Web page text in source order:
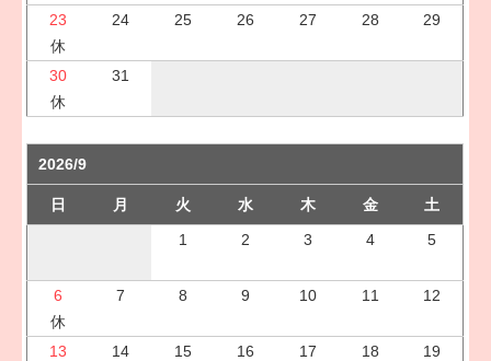
23
休
24 25 26 27 28 29
30
休
31
2026/9
日 月 火 水 木 金
土
1
2 3 4 5
6
休
7 8 9 10 11 12
13
14 15 16 17 18 19